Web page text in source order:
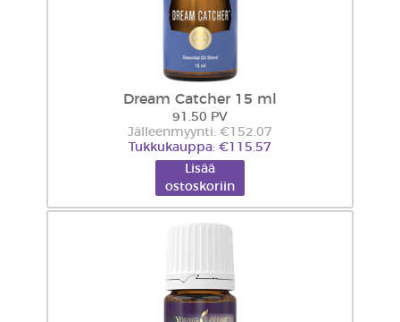
Dream Catcher 15 ml
91.50 PV
Jälleenmyynti: €152.07
Tukkukauppa: €115.57
Lisää
ostoskoriin